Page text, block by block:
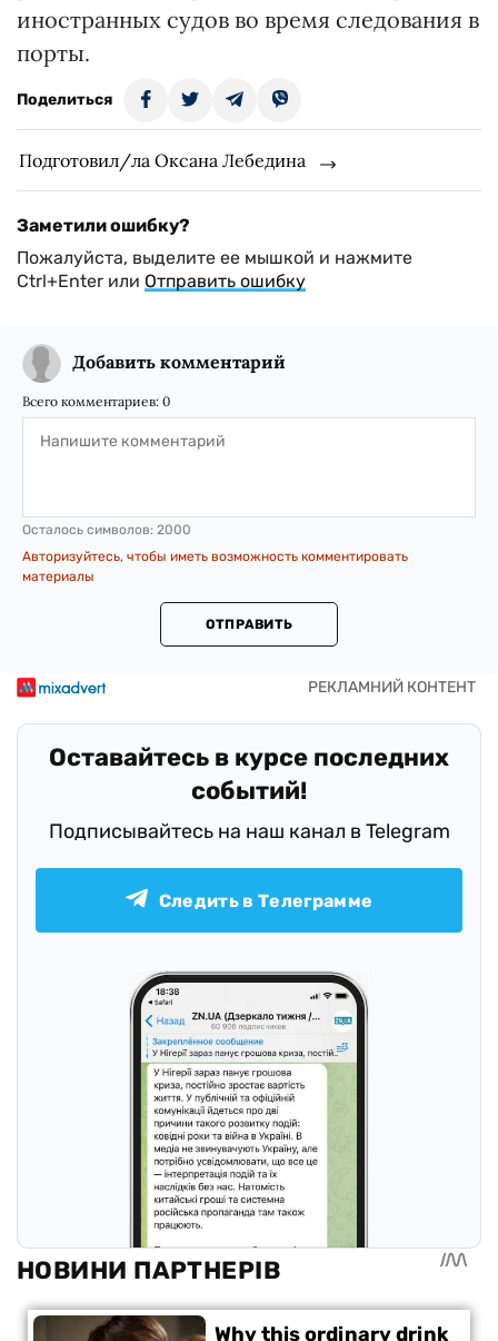
иностранных судов во время следования в
порты.
Поделиться
Подготовил/ла Оксана Лебедина
Заметили ошибку?
Пожалуйста, выделите ее мышкой и нажмите
Ctrl+Enter или Отправить ошибку
Добавить комментарий
Всего комментариев: 0
Осталось символов: 2000
Авторизуйтесь, чтобы иметь возможность комментировать
материалы
ОТПРАВИТЬ
Оставайтесь в курсе последних
событий!
Подписывайтесь на наш канал в Telegram
Следить в Телеграмме